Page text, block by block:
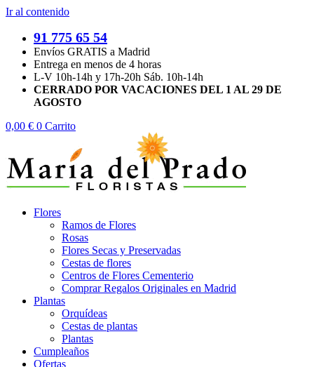
Ir al contenido
91 775 65 54
Envíos GRATIS a Madrid
Entrega en menos de 4 horas
L-V 10h-14h y 17h-20h Sáb. 10h-14h
CERRADO POR VACACIONES DEL 1 AL 29 DE
AGOSTO
0,00 € 0 Carrito
Flores
Ramos de Flores
Rosas
Flores Secas y Preservadas
Cestas de flores
Centros de Flores Cementerio
Comprar Regalos Originales en Madrid
Plantas
Orquídeas
Cestas de plantas
Plantas
Cumpleaños
Ofertas